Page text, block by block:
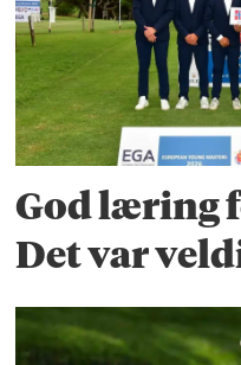
God læring
Det var